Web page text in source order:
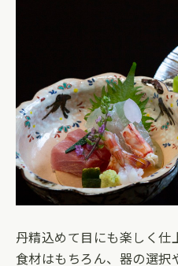
丹精込めて目にも楽しく仕
食材はもちろん、器の選択